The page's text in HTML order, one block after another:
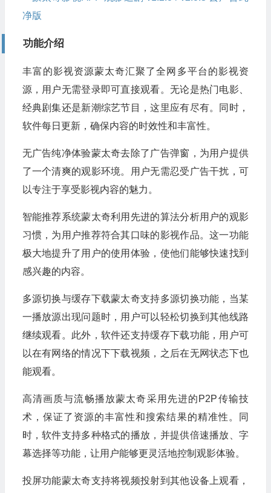
功能介绍
丰富的影视资源蒙太奇汇聚了全网多平台的影视资
源，用户无需登录即可直接观看。无论是热门电影、
经典剧集还是新潮综艺节目，这里应有尽有。同时，
软件每日更新，确保内容的时效性和丰富性。
无广告纯净体验蒙太奇去除了广告弹窗，为用户提供
了一个清爽的观影环境。用户无需忍受广告干扰，可
以专注于享受影视内容的魅力。
智能推荐系统蒙太奇利用先进的算法分析用户的观影
习惯，为用户推荐符合其口味的影视作品。这一功能
极大地提升了用户的使用体验，使他们能够快速找到
感兴趣的内容。
多源切换与缓存下载蒙太奇支持多源切换功能，当某
一播放源出现问题时，用户可以轻松切换到其他线路
继续观看。此外，软件还支持缓存下载功能，用户可
以在有网络的情况下下载视频，之后在无网状态下也
能观看。
高清画质与流畅播放蒙太奇采用先进的P2P传输技
术，保证了资源的丰富性和搜索结果的精准性。同
时，软件支持多种格式的播放，并提供倍速播放、字
幕选择等功能，让用户能够更灵活地控制观影体验。
投屏功能蒙太奇支持将视频投射到其他设备上观看，